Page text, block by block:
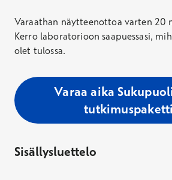
Varaathan näytteenottoa varten 20
Kerro laboratorioon saapuessasi,
olet tulossa.
Varaa aika
Sisällysluettelo